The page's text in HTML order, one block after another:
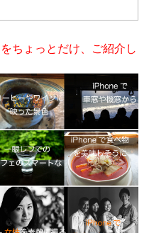
ちょっとだけ、ご紹介し